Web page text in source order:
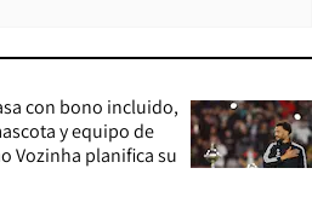
con bono incluido,
y equipo de
Vozinha planifica su